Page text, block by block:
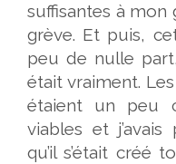
suffisantes à
grève. Et puis,
peu de nulle
était vraiment.
étaient un peu
viables et
qu’il s’était créé